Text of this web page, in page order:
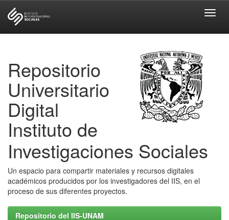
Repositorio
Universitario
Digital
Instituto de
Investigaciones Sociales
Un espacio para compartir materiales y recursos digitales
académicos producidos por los investigadores del IIS, en el
proceso de sus diferentes proyectos.
Repositorio del IIS-UNAM